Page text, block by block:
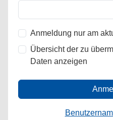
Anmeldung nur am
Übersicht der zu
Daten anzeigen